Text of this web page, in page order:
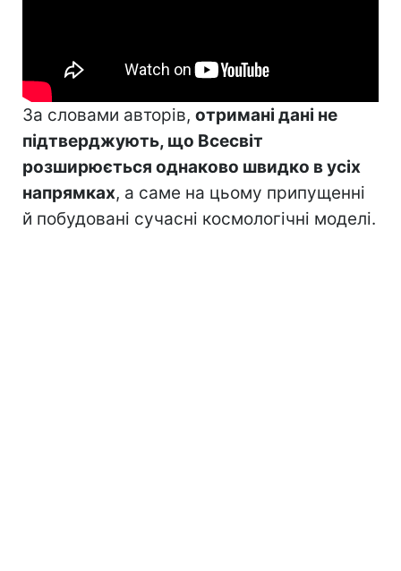
За словами авторів, отримані дані не
підтверджують, що Всесвіт
розширюється однаково швидко в усіх
напрямках, а саме на цьому припущенні
й побудовані сучасні космологічні моделі.